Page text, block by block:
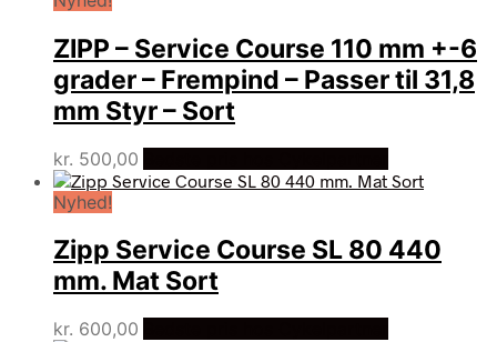
ZIPP – Service Course 110 mm +-6
grader – Frempind – Passer til 31,8
mm Styr – Sort
kr. 500,00
Nyhed!
Zipp Service Course SL 80 440
mm. Mat Sort
kr. 600,00